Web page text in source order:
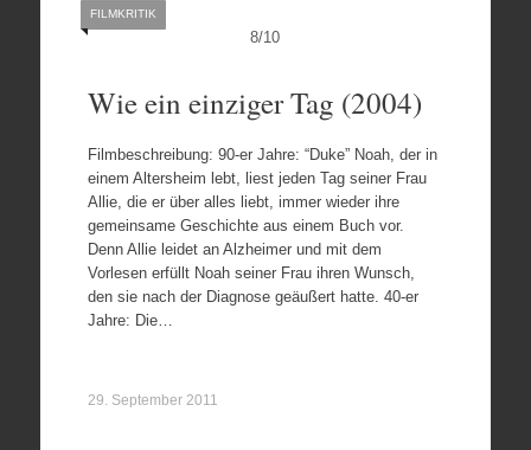
8/10
FILMKRITIK
Wie ein einziger Tag (2004)
Filmbeschreibung: 90-er Jahre: “Duke” Noah, der in
einem Altersheim lebt, liest jeden Tag seiner Frau
Allie, die er über alles liebt, immer wieder ihre
gemeinsame Geschichte aus einem Buch vor.
Denn Allie leidet an Alzheimer und mit dem
Vorlesen erfüllt Noah seiner Frau ihren Wunsch,
den sie nach der Diagnose geäußert hatte. 40-er
Jahre: Die…
29. September 2011